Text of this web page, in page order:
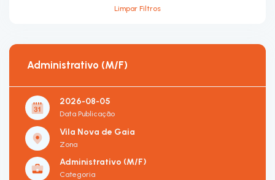
Limpar Filtros
Administrativo (M/F)
2026-08-05
Data Publicação
Vila Nova de Gaia
Zona
Administrativo (M/F)
Categoria